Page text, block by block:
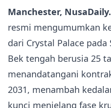
Manchester,
resmi mengumumkan
dari Crystal Palace pada
Bek tengah berusia 25
menandatangani
2031, menambah
kunci menjelang fase